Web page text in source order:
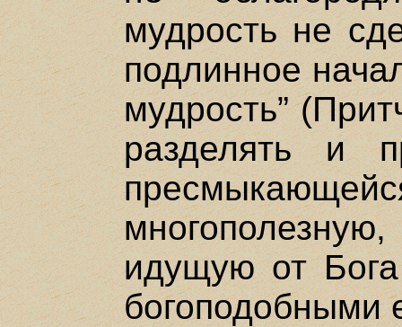
мудрость не
подлинное
мудрость”
разделять и
идущую от
богоподобными